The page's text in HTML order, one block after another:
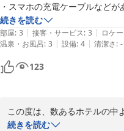
ご指摘のデスクに関しまして
ドルームにデスクのご用意が
ベッド幅は狭くなりますがパ
ンダードルームが便利な場合
せ。
今後も快適なご滞在を提供
り良いホテルづくりに尽力し
お客様のまたのご来館を、ス
・スマホの充電ケーブルなど
・室内用スリッパは定期的に替
だった)
これくらいでしょうか。
続きを読む
部屋: 3 | 接客・サービス: 3 | ロケ
温泉・お風呂: 3 | 設備: 4 | 清潔さ: -
123
この度は、数あるホテルの中
お選びいただき、誠にありが
続きを読む